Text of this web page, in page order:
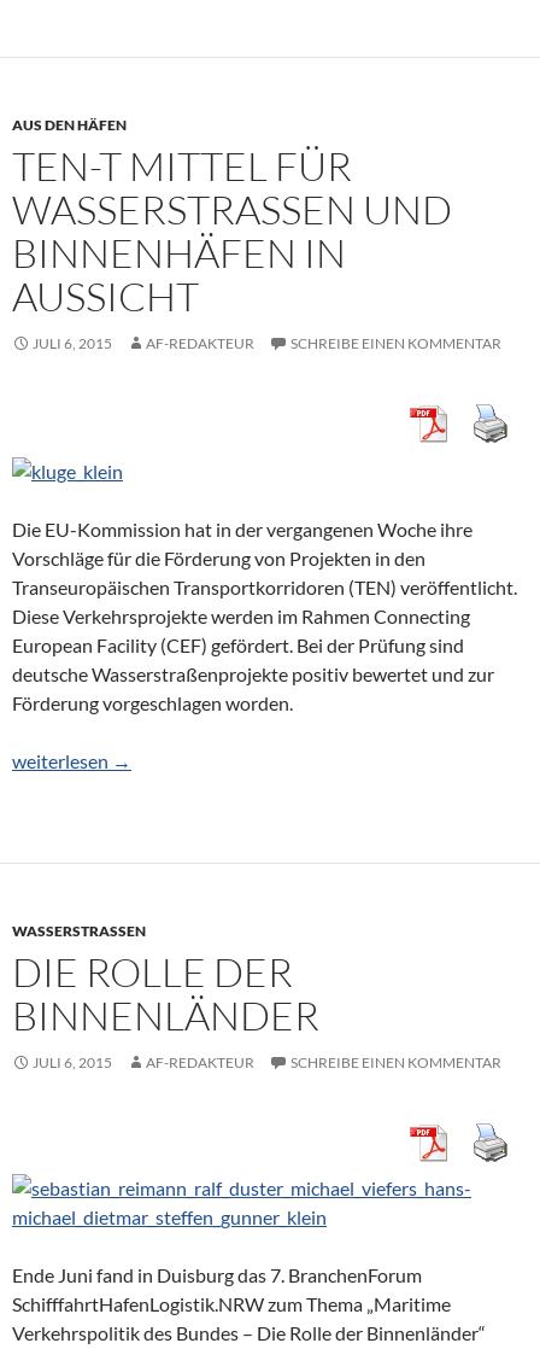
AUS DEN HÄFEN
TEN-T MITTEL FÜR
WASSERSTRASSEN UND B
INNENHÄFEN IN A
USSICHT
JULI 6, 2015 AF-REDAKTEUR SCHREIBE EINEN KOMMENTAR
Die EU-Kommission hat in der vergangenen Woche ihre
Vorschläge für die Förderung von Projekten in den
Transeuropäischen Transportkorridoren (TEN) veröffentlicht.
Diese Verkehrsprojekte werden im Rahmen Connecting
European Facility (CEF) gefördert. Bei der Prüfung sind
deutsche Wasserstraßenprojekte positiv bewertet und zur
Förderung vorgeschlagen worden.
TEN-T Mittel für Wasserstraßen und Binnenhäfen in Aussicht
weiterlesen →
WASSERSTRASSEN
DIE ROLLE DER
BINNENLÄNDER
JULI 6, 2015 AF-REDAKTEUR SCHREIBE EINEN KOMMENTAR
Ende Juni fand in Duisburg das 7. BranchenForum
SchifffahrtHafenLogistik.NRW zum Thema „Maritime
Verkehrspolitik des Bundes – Die Rolle der Binnenländer“